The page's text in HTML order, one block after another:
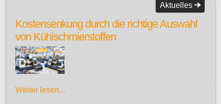
Aktuelles
Kostensenkung durch die richtige Auswahl
von Kühlschmierstoffen
Weiter lesen...